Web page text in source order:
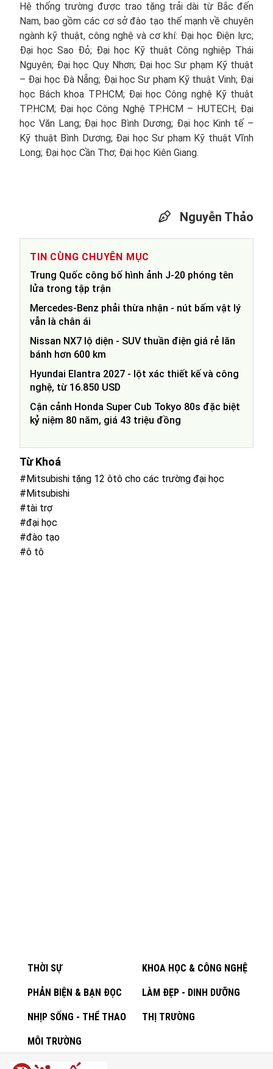
Hệ thống trường được trao tặng trải dài từ Bắc đến
Nam, bao gồm các cơ sở đào tạo thế mạnh về chuyên
ngành kỹ thuật, công nghệ và cơ khí: Đại học Điện lực;
Đại học Sao Đỏ; Đại học Kỹ thuật Công nghiệp Thái
Nguyên; Đại học Quy Nhơn; Đại học Sư phạm Kỹ thuật
– Đại học Đà Nẵng; Đại học Sư phạm Kỹ thuật Vinh; Đại
học Bách khoa TP.HCM; Đại học Công nghệ Kỹ thuật
TP.HCM; Đại học Công Nghệ TP.HCM – HUTECH; Đại
học Văn Lang; Đại học Bình Dương; Đại học Kinh tế –
Kỹ thuật Bình Dương; Đại học Sư phạm Kỹ thuật Vĩnh
Long; Đại học Cần Thơ; Đại học Kiên Giang.
Nguyễn Thảo
TIN CÙNG CHUYÊN MỤC
Trung Quốc công bố hình ảnh J-20 phóng tên
lửa trong tập trận
Mercedes-Benz phải thừa nhận - nút bấm vật lý
vẫn là chân ái
Nissan NX7 lộ diện - SUV thuần điện giá rẻ lăn
bánh hơn 600 km
Hyundai Elantra 2027 - lột xác thiết kế và công
nghệ, từ 16.850 USD
Cận cảnh Honda Super Cub Tokyo 80s đặc biệt
kỷ niệm 80 năm, giá 43 triệu đồng
Từ Khoá
#Mitsubishi tặng 12 ôtô cho các trường đại học
#Mitsubishi
#tài trợ
#đại học
#đào tạo
#ô tô
THỜI SỰ KHOA HỌC & CÔNG NGHỆ
PHẢN BIỆN & BẠN ĐỌC LÀM ĐẸP - DINH DƯỠNG
NHỊP SỐNG - THỂ THAO THỊ TRƯỜNG
MÔI TRƯỜNG